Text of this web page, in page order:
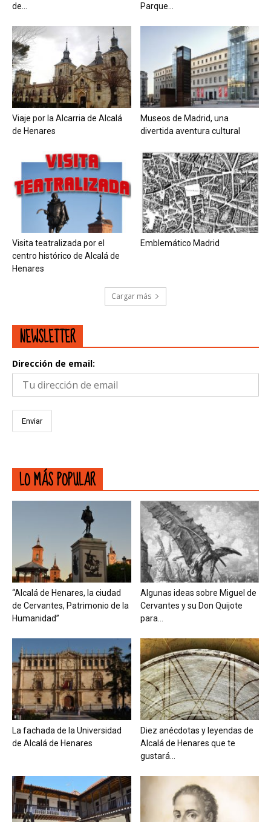
de...
Parque...
Viaje por la Alcarria de Alcalá
de Henares
Museos de Madrid, una
divertida aventura cultural
Visita teatralizada por el
centro histórico de Alcalá de
Henares
Emblemático Madrid
Cargar más
NEWSLETTER
Dirección de email:
LO MÁS POPULAR
“Alcalá de Henares, la ciudad
de Cervantes, Patrimonio de la
Humanidad”
Algunas ideas sobre Miguel de
Cervantes y su Don Quijote
para...
La fachada de la Universidad
de Alcalá de Henares
Diez anécdotas y leyendas de
Alcalá de Henares que te
gustará...